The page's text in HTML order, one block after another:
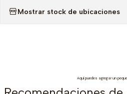
Mostrar stock de ubicaciones
Aquí puedes agregar un